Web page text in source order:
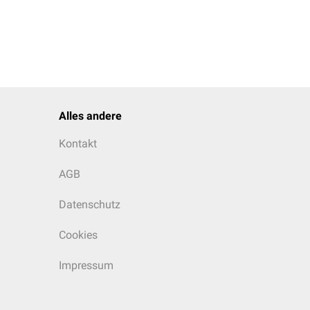
pathologische
erniedrigt
Alles andere
Kontakt
AGB
Datenschutz
Cookies
Impressum